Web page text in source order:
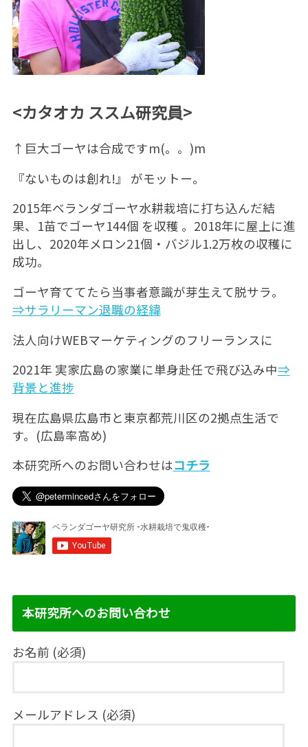
<カタオカ ススム研究員>
↑巨大ゴーヤは合成ですm(。。)m
『ないものは創れ!』 がモットー。
2015年ベランダゴーヤ水耕栽培に打ち込んだ結
果、1苗でゴーヤ144個 を収穫 。2018年に屋上に進
出し、2020年メロン21個・バジル1.2万枚の収穫に
成功。
ゴーヤ育ててたら当事者意識が芽生えて脱サラ。
⇒サラリーマン退職の経緯
法人向けWEBマーケティングのフリーランスに
2021年 実家広島の家業に単身赴任で飛び込み中⇒
背景と進捗
現在広島県広島市と東京都荒川区の2拠点生活で
す。(広島率高め)
本研究所へのお問い合わせはコチラ
本研究所へのお問い合わせ
お名前 (必須)
メールアドレス (必須)